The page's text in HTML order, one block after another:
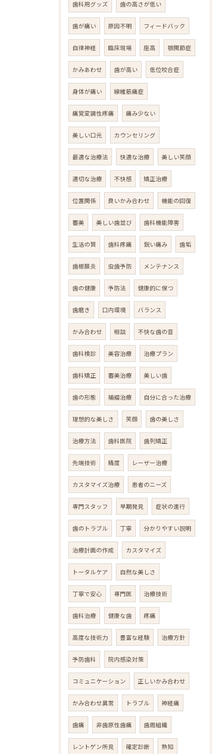
歯科用グッズ 歯の高さが低い
歯が痛い 原因不明 フィードバック
自律神経 臨床現場 座高 顎関節症
かみあわせ 歯が高い 低位咬合症
身体が痛い 線維筋痛症
痛覚変調性疼痛 痛み少ない
美しい口元 カウンセリング
最適な治療法 快適な治療 美しい笑顔
適切な治療 不快感 矯正治療
位置関係 良いかみ合わせ 機能の回復
審美 美しい歯並び 歯科機能障害
生活の質 歯科疼痛 鋭い痛み 歯垢
歯根膜炎 虫歯予防 メンテナンス
歯の健康 予防法 健康的に保つ
歯磨き 口内環境 バランス
かみ合わせ 相談 不快な歯の音
歯科検診 美容治療 治療プラン
歯科矯正 審美治療 美しい歯
歯の形態 補綴治療 自分に合った治療
理想的な美しさ 笑顔 歯の美しさ
治療方法 歯科医院 歯列矯正
先端技術 精度 レーザー治療
カスタマイズ治療 患者のニーズ
専門スタッフ 早期発見 症状の進行
歯のトラブル 丁寧 分かりやすい説明
治療計画の作成 カスタマイズ
トータルケア 自然な美しさ
丁寧で安心 専門医 治療技術
歯科治療 健康な歯 疼痛
高度な技術力 豊富な経験 治療方針
予防歯科 院内感染対策
コミュニケーション 正しいかみ合わせ
かみ合わせ異常 トラブル 神経痛
歯痛 非歯原性歯痛 歯周組織
レントゲン所見 確定診断 熟知